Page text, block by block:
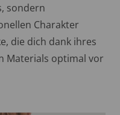
sondern
Charakter
die dich dank ihres
Materials optimal vor